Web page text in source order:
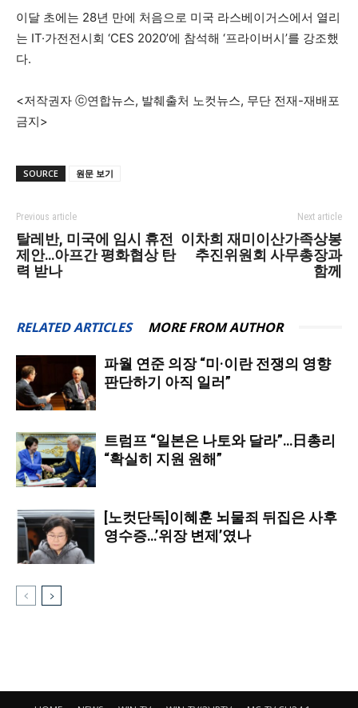
이달 초에는 28년 만에 처음으로 미국 라스베이거스에서 열리
는 IT·가전전시회 ‘CES 2020’에 참석해 ‘프라이버시’를 강조했
다.
<저작권자 ⓒ연합뉴스, 발췌출처 노컷뉴스, 무단 전재-재배포
금지>
SOURCE 원문 보기
Previous article
탈레반, 미국에 임시 휴전
제안…아프간 평화협상 탄
력 받나
Next article
이차희 재미이산가족상봉
추진위원회 사무총장과
함께
RELATED ARTICLES MORE FROM AUTHOR
파월 연준 의장 “미·이란 전쟁의 영향
판단하기 아직 일러”
트럼프 “일본은 나토와 달라”…日총리
“확실히 지원 원해”
[노컷단독]이혜훈 뇌물죄 뒤집은 사후
영수증…’위장 변제’였나